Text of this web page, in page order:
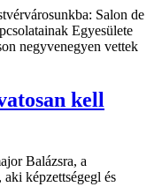
Salon de
Egyesülete
negyvenegyen vettek
kell
Balázsra, a
képzettségegl és